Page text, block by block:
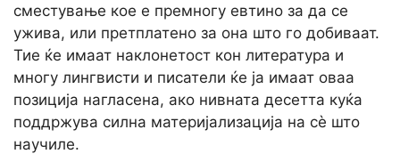
сместување кое е премногу евтино за да се
ужива, или претплатено за она што го добиваат.
Тие ќе имаат наклонетост кон литература и
многу лингвисти и писатели ќе ја имаат оваа
позиција нагласена, ако нивната десетта куќа
поддржува силна материјализација на сè што
научиле.